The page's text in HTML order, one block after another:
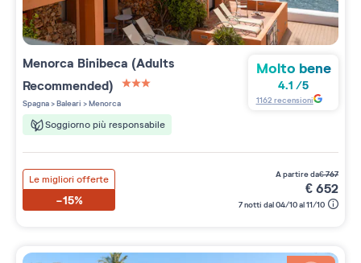
Menorca Binibeca (Adults
Recommended)
Spagna>Baleari >Menorca
Soggiorno più responsabile
Molto bene
4.1 /5
1162 recensioni
Le migliori offerte
-15%
a partire da€767
€652
7 notti dal 04/10 al 11/10